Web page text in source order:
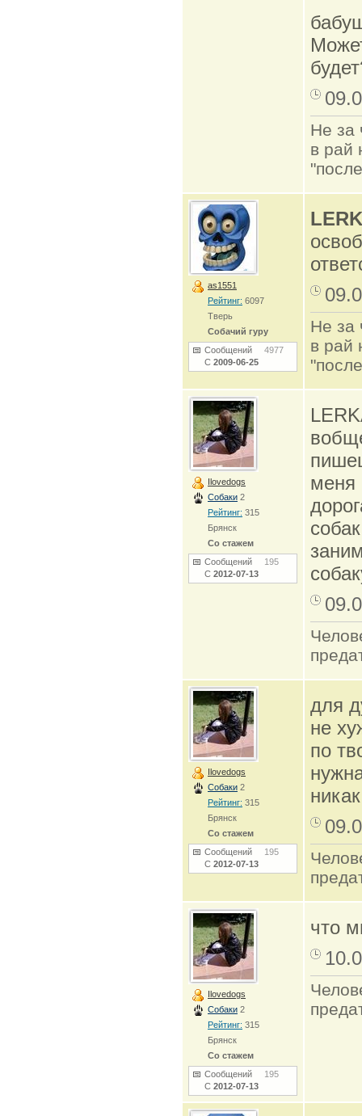
Не за
в рай
as1551
Рейтинг: 6097
Тверь
Собачий гуру
Сообщений 4977
С 2009-06-25
Не за
в рай
Ilovedogs
Собаки 2
Рейтинг: 315
Брянск
Со стажем
Сообщений 195
С 2012-07-13
меня
Ilovedogs
Собаки 2
Рейтинг: 315
Брянск
Со стажем
Сообщений 195
С 2012-07-13
для
не
по
Ilovedogs
Собаки 2
Рейтинг: 315
Брянск
Со стажем
Сообщений 195
С 2012-07-13
что